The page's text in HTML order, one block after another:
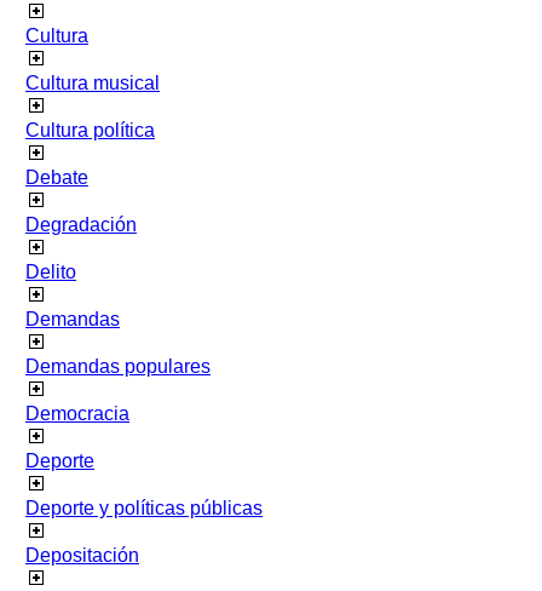
Cultura
Cultura musical
Cultura política
Debate
Degradación
Delito
Demandas
Demandas populares
Democracia
Deporte
Deporte y políticas públicas
Depositación